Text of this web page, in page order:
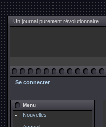
Un journal purement révolutionnaire
Se connecter
Menu
Nouvelles